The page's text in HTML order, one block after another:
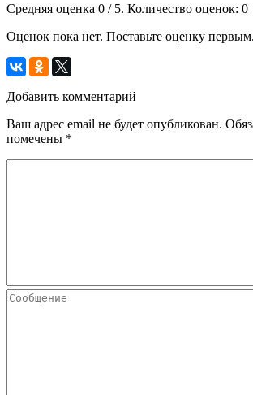
Средняя оценка 0 / 5. Количество оценок: 0
Оценок пока нет. Поставьте оценку первым.
Добавить комментарий
Ваш адрес email не будет опубликован.
помечены *